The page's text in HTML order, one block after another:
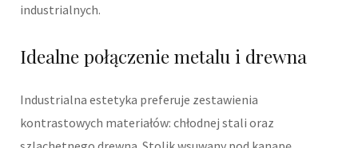
industrialnych.
Idealne połączenie metalu i drewna
Industrialna estetyka preferuje zestawienia
kontrastowych materiałów: chłodnej stali oraz